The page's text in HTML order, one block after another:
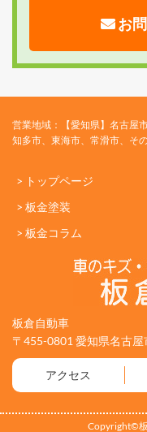
お
営業地域：【愛知県】名古屋
知多市、東海市、常滑市、そ
> トップページ
> 板金塗装
> 板金コラム
板倉自動車
〒455-0801 愛知県名古
アクセス
Copyright©板